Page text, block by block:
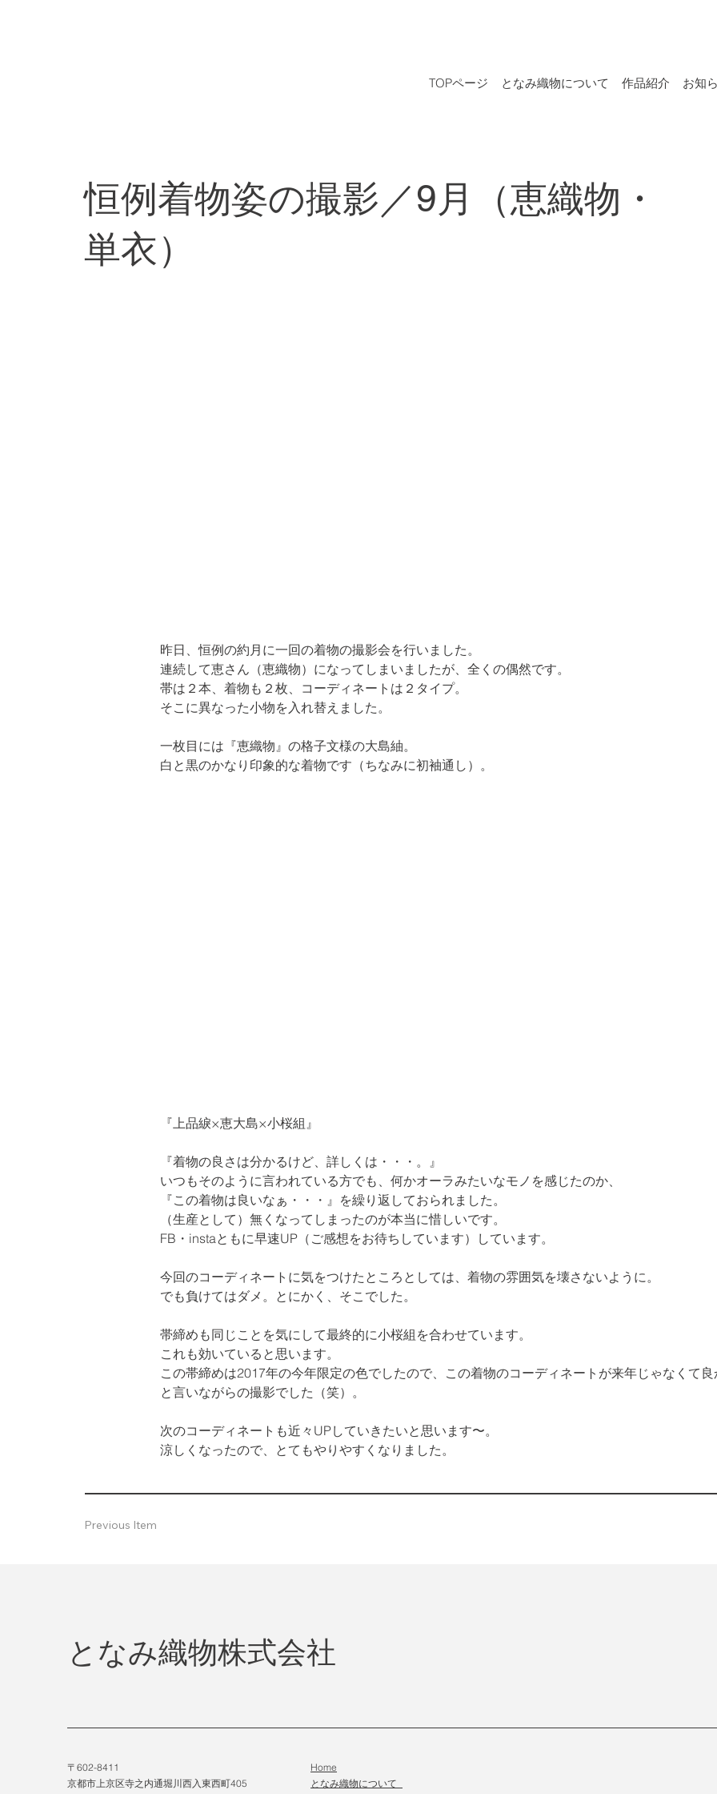
TOPページ となみ織物について 作品紹介 お知
恒例着物姿の撮影／9月（恵織物・
単衣）
昨日、恒例の約月に一回の着物の撮影会を行いました。
連続して恵さん（恵織物）になってしまいましたが、全くの偶然です。
帯は２本、着物も２枚、コーディネートは２タイプ。
そこに異なった小物を入れ替えました。
一枚目には 『恵織物』の格子文様の大島紬。
白と黒のかなり印象的な着物です（ちなみに初袖通し）。
『上品綟×恵大島×小桜組 』
『着物の良さは分かるけど、詳しくは・・・。』
いつもそのように言われている方でも、何かオーラみたいなモノを感じたのか、
『この着物は良いなぁ・・・』を繰り返しておられました。
（生産として）無くなってしまったのが本当に惜しいです。
FB ・ instaともに早速UP（ご感想をお待ちしています）しています。
今回のコーディネートに気をつけたところとしては、着物の雰囲気を壊さないように。
でも負けてはダメ。とにかく、そこでした。
帯締めも同じことを気にして最終的に小桜組を合わせています。
これも効いていると思います。
この帯締めは2017年の今年限定の色でしたので、この着物のコーディネートが来年じゃなくて良
と言いながらの撮影でした（笑）。
次のコーディネートも近々UPしていきたいと思います〜。
涼しくなったので、とてもやりやすくなりました。
Previous Item
となみ織物株式会社
〒602-8411
京都市上京区寺之内通堀川西入東西町405
Home
となみ織物について